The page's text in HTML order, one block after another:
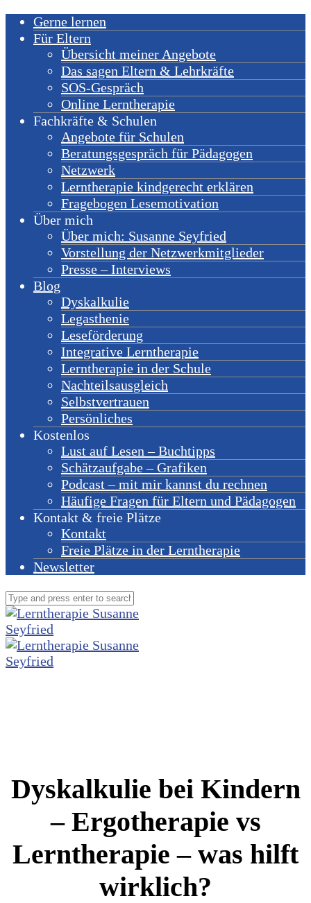
Gerne lernen
Für Eltern
Übersicht meiner Angebote
Das sagen Eltern & Lehrkräfte
SOS-Gespräch
Online Lerntherapie
Fachkräfte & Schulen
Angebote für Schulen
Beratungsgespräch für Pädagogen
Netzwerk
Lerntherapie kindgerecht erklären
Fragebogen Lesemotivation
Über mich
Über mich: Susanne Seyfried
Vorstellung der Netzwerkmitglieder
Presse – Interviews
Blog
Dyskalkulie
Legasthenie
Leseförderung
Integrative Lerntherapie
Lerntherapie in der Schule
Nachteilsausgleich
Selbstvertrauen
Persönliches
Kostenlos
Lust auf Lesen – Buchtipps
Schätzaufgabe – Grafiken
Podcast – mit mir kannst du rechnen
Häufige Fragen für Eltern und Pädagogen
Kontakt & freie Plätze
Kontakt
Freie Plätze in der Lerntherapie
Newsletter
Dyskalkulie bei Kindern
– Ergotherapie vs
Lerntherapie – was hilft
wirklich?